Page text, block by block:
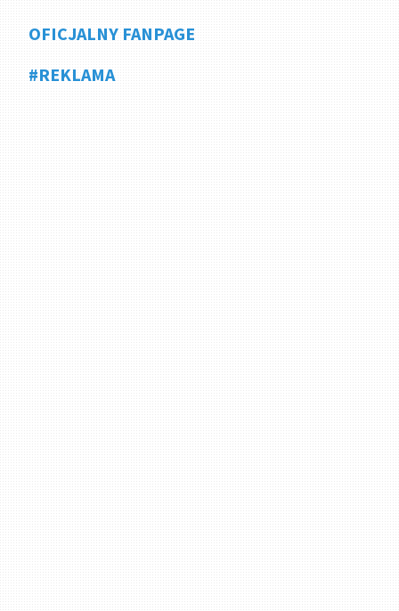
OFICJALNY FANPAGE
#REKLAMA